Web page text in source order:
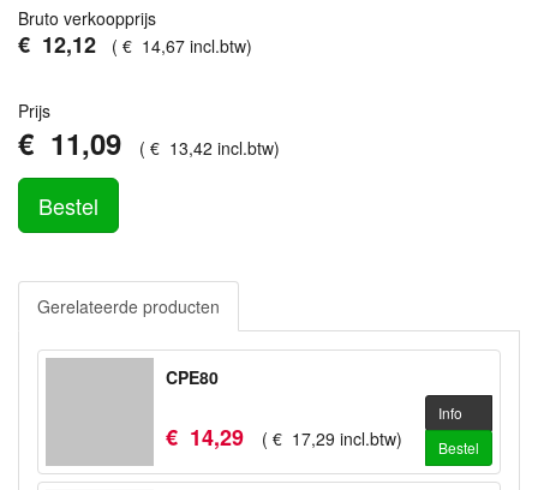
Bruto verkoopprijs
€ 12,12 ( € 14,67 incl.btw)
Prijs
€ 11,09 ( € 13,42 incl.btw)
Bestel
Gerelateerde producten
CPE80
€ 14,29 ( € 17,29 incl.btw)
Info
Bestel